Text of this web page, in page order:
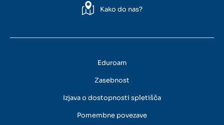
Kako do nas?
Eduroam
Zasebnost
Izjava o dostopnosti spletišča
Pomembne povezave